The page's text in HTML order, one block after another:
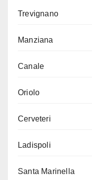
Trevignano
Manziana
Canale
Oriolo
Cerveteri
Ladispoli
Santa Marinella